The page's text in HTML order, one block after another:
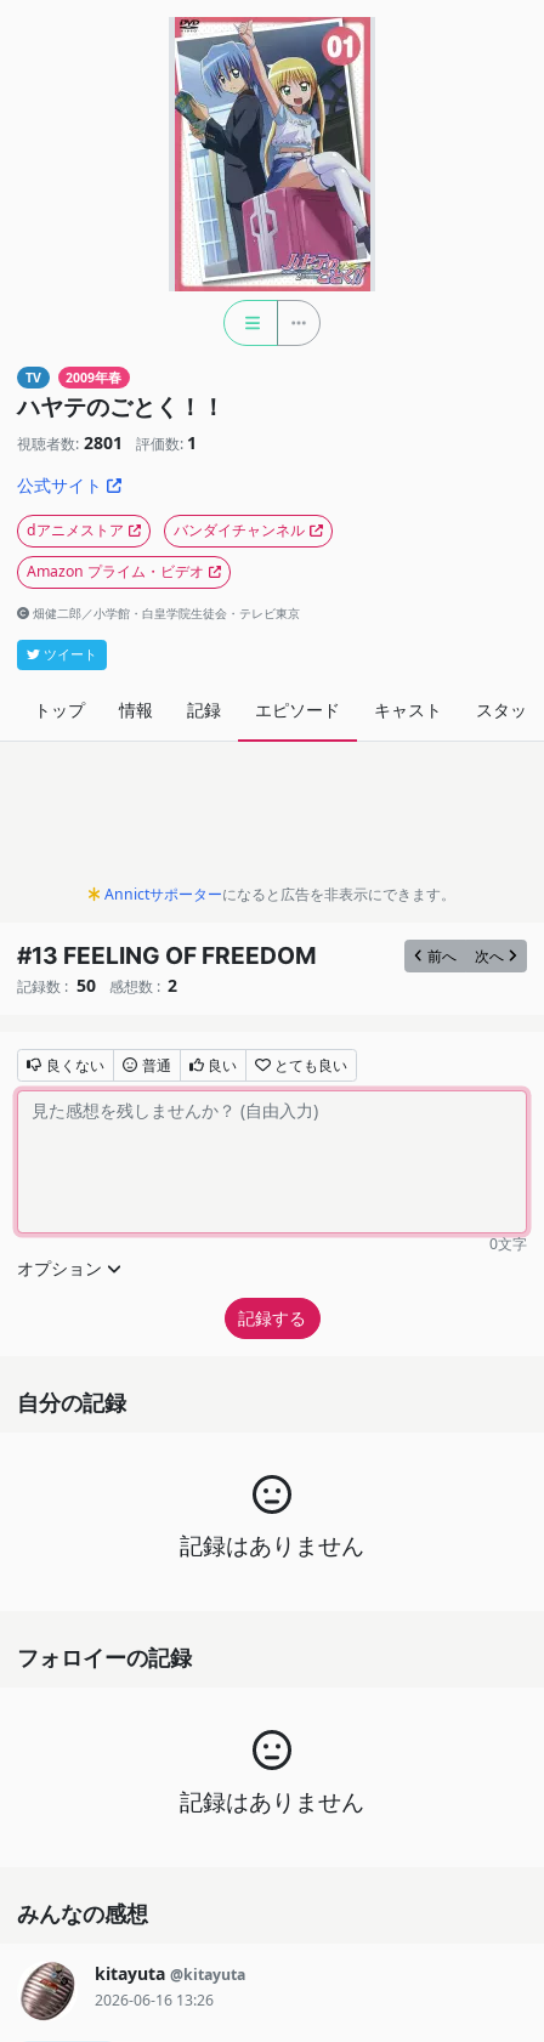
TV 2009年春
ハヤテのごとく！！
視聴者数: 2801 評価数: 1
公式サイト
dアニメストア
バンダイチャンネル
Amazon プライム・ビデオ
畑健二郎／小学館・白皇学院生徒会・テレビ東京
ツイート
トップ 情報 記録 エピソード キャスト スタッフ
Annictサポーターになると広告を非表示にできます。
#13 FEELING OF FREEDOM 前へ
次へ
記録数 : 50 感想数 : 2
良くない 普通 良い とても良い
0文字
オプション
自分の記録
記録はありません
フォロイーの記録
記録はありません
みんなの感想
kitayuta @kitayuta
2026-06-16 13:26